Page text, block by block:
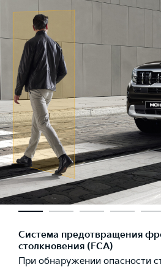
Система предотвращения
столкновения (FCA)
При обнаружении опасности